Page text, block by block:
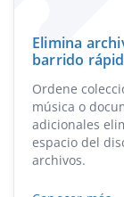
Elimina
barrido
Ordene
música o
adicionales
espacio del
archivos.